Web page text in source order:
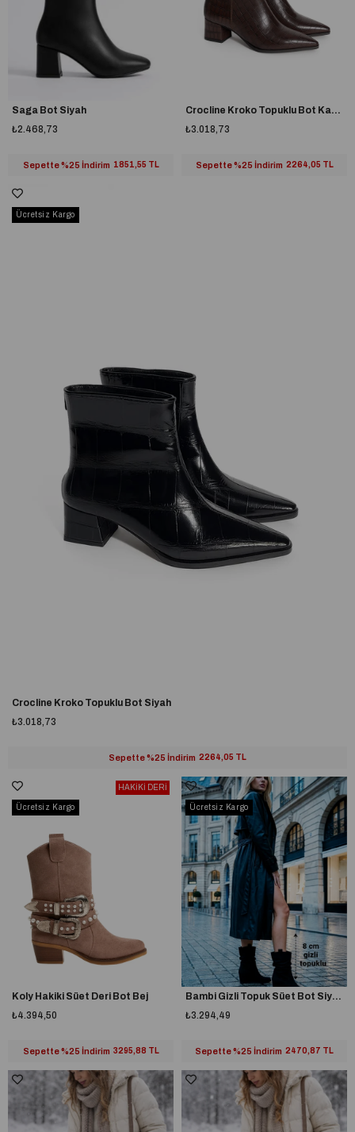
Saga Bot Siyah
₺2.468,73
Sepette %25 İndirim 1851,55 TL
Crocline Kroko Topuklu Bot Kahverengi
₺3.018,73
Sepette %25 İndirim 2264,05 TL
Crocline Kroko Topuklu Bot Siyah
₺3.018,73
Sepette %25 İndirim 2264,05 TL
Ücretsiz Kargo
Koly Hakiki Süet Deri Bot Bej
₺4.394,50
Sepette %25 İndirim 3295,88 TL
Ücretsiz Kargo
HAKİKİ DERİ
Bambi Gizli Topuk Süet Bot Siyah
₺3.294,49
Sepette %25 İndirim 2470,87 TL
Ücretsiz Kargo